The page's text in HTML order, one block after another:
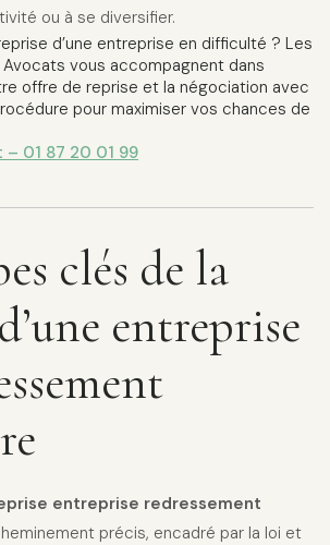
ou à se diversifier.
d’une entreprise en difficulté ? Les
vous accompagnent dans
offre de reprise et la négociation avec
pour maximiser vos chances de
01 87 20 01 99
clés de la
entreprise
entreprise redressement
précis, encadré par la loi et